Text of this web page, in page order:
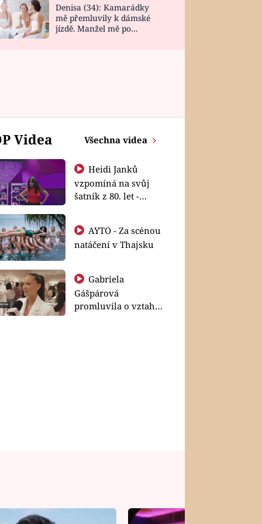
Denisa (34): Kamarádky
mě přemluvily k dámské
jízdě. Manžel mě po
Videa Všechna videa
Heidi Janků
vzpomíná na svůj
šatník z 80. let -
natáčení v Thajsku
Gabriela
Gášpárová
promluvila o vztahu